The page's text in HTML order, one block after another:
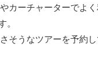
カーチャーターでよ
。
そうなツアーを予約